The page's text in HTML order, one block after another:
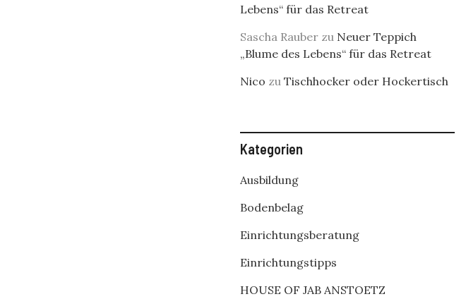
Lebens“ für das Retreat
Sascha Rauber zu Neuer Teppich
„Blume des Lebens“ für das Retreat
Nico zu Tischhocker oder Hockertisch
Kategorien
Ausbildung
Bodenbelag
Einrichtungsberatung
Einrichtungstipps
HOUSE OF JAB ANSTOETZ